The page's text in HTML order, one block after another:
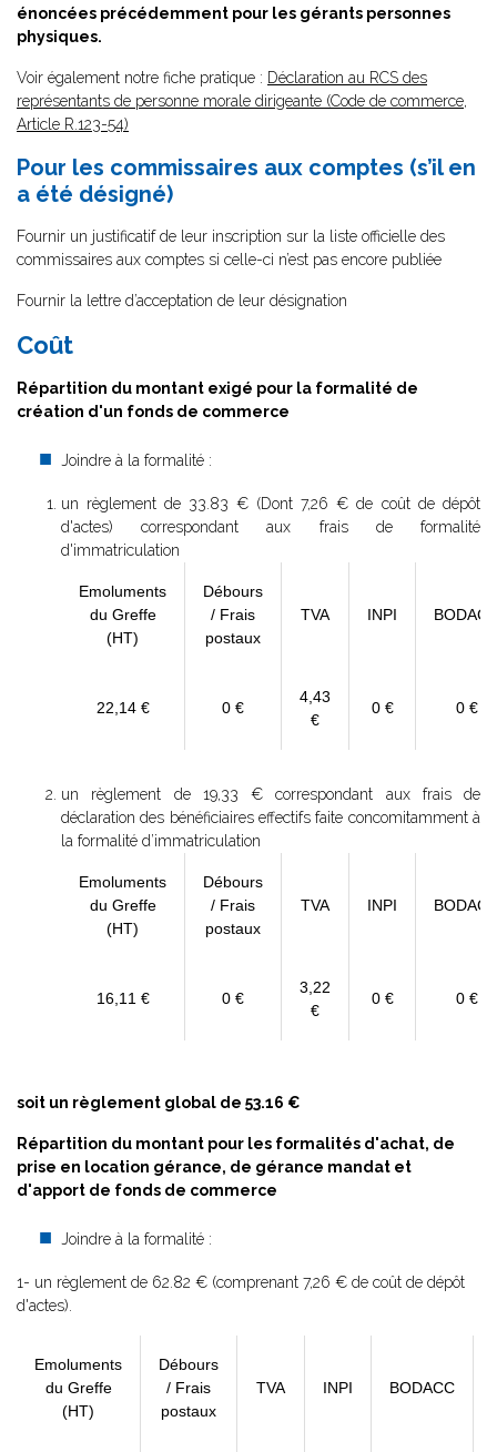
énoncées précédemment pour les gérants personnes
physiques.
Voir également notre fiche pratique : Déclaration au RCS des
représentants de personne morale dirigeante (Code de commerce,
Article R.123-54)
Pour les commissaires aux comptes (s’il en
a été désigné)
Fournir un justificatif de leur inscription sur la liste officielle des
commissaires aux comptes si celle-ci n’est pas encore publiée
Fournir la lettre d’acceptation de leur désignation
Coût
Répartition du montant exigé pour la formalité de
création d'un fonds de commerce
Joindre à la formalité :
un règlement de 33.83 € (Dont 7,26 € de coût de dépôt
d'actes) correspondant aux frais de formalité
d'immatriculation
Emoluments
du Greffe
(HT)
Débours
/ Frais
postaux
TVA INPI
22,14 € 0 €
4,43
€
0 € 0 €
un règlement de 19,33 € correspondant aux frais de
déclaration des bénéficiaires effectifs faite concomitamment à
la formalité d’immatriculation
Emoluments
du Greffe
(HT)
Débours
/ Frais
postaux
TVA INPI
16,11 € 0 €
3,22
€
0 € 0 €
soit un règlement global de 53.16 €
Répartition du montant pour les formalités d'achat, de
prise en location gérance, de gérance mandat et
d'apport de fonds de commerce
Joindre à la formalité :
1- un règlement de 62.82 € (comprenant 7,26 € de coût de dépôt
d'actes).
Emoluments
du Greffe
(HT)
Débours
/ Frais
postaux
TVA INPI BODACC